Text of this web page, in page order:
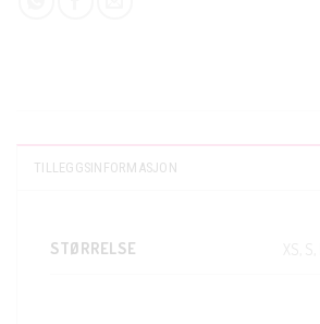
TILLEGGSINFORMASJON
STØRRELSE